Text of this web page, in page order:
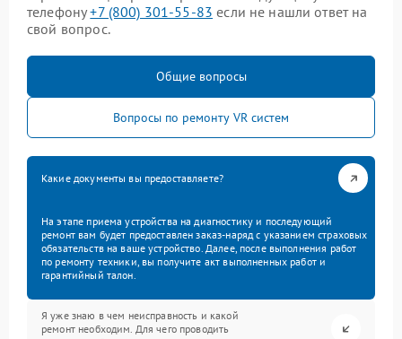
телефону+7 (800) 301-55-83 если не нашли ответ на
свой вопрос.
Общие вопросы
Вопросы по ремонту VR систем
Какие документы вы предоставляете?
На этапе приема устройства на диагностику и последующий
ремонт вам будет предоставлен заказ-наряд с указанием страховых
обязательств на ваше устройство. Далее, после выполнения работ
по ремонту техники, вы получите акт выполненных работ и
гарантийный талон.
Я уже знаю в чем неисправность и какой
ремонт необходим. Для чего проводить